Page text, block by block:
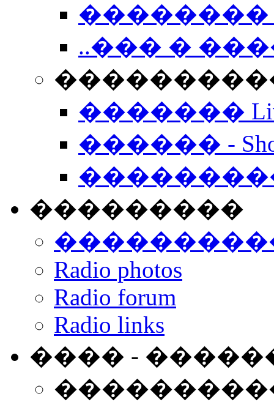
��������
..��� �
����������
�������
������ -
���������
Radio photos
Radio forum
Radio links
���� -